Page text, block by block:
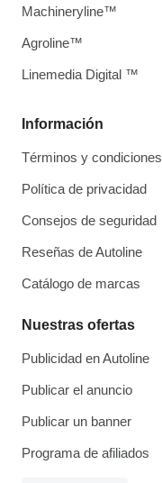
Información
Términos y condiciones
Política de privacidad
Consejos de seguridad
Reseñas de Autoline
Catálogo de marcas
Nuestras ofertas
Publicidad en Autoline
Publicar el anuncio
Publicar un banner
Programa de afiliados
Machineryline™
Agroline™
Linemedia Digital ™